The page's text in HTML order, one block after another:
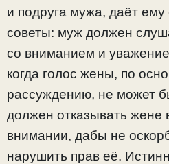
и подруга мужа, даёт
советы: муж должен
со вниманием и
когда голос жены, по
рассуждению, не может
должен отказывать жене
внимании, дабы не
нарушить прав её.